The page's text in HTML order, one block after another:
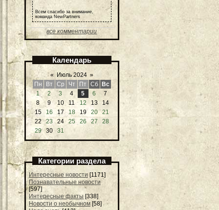
Всем спасибо за внимание,
команда NewPartners
все комментарии
Календарь
« Июль 2024 »
Пн
Вт Ср Чт Пт Сб Вс
1
2 3 4 5 6
7
8
9 10 11 12 13
14
15
16 17 18 19 20
21
22
23 24 25 26 27
28
29
30 31
Категории раздела
Интересные новости [1171]
Познавательные новости
[597]
Интересные факты [338]
Новости о необычном [58]